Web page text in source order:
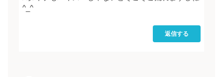
^_^
返信する